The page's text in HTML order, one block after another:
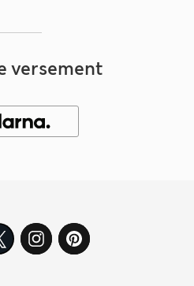
versement